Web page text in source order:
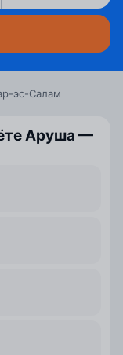
эс-Салам
Аруша —